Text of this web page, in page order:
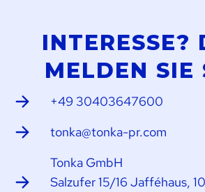
INTERESSE?
MELDEN SIE
+49 30403647600
tonka@tonka-pr.com
Tonka GmbH
Salzufer 15/16 Jafféhaus,